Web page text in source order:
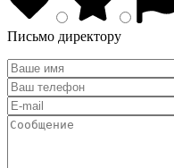
Письмо директору